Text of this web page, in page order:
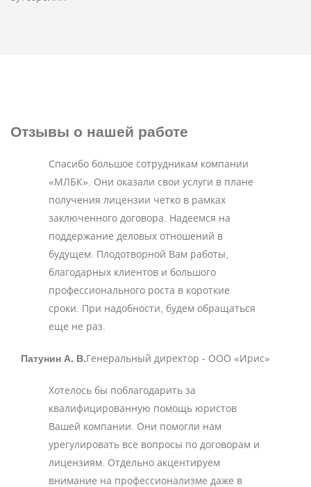
Отзывы о нашей работе
Спасибо большое сотрудникам компании
«МЛБК». Они оказали свои услуги в плане
получения лицензии четко в рамках
заключенного договора. Надеемся на
поддержание деловых отношений в
будущем. Плодотворной Вам работы,
благодарных клиентов и большого
профессионального роста в короткие
сроки. При надобности, будем обращаться
еще не раз.
Патунин А. В.Генеральный директор - ООО «Ирис»
Хотелось бы поблагодарить за
квалифицированную помощь юристов
Вашей компании. Они помогли нам
урегулировать все вопросы по договорам и
лицензиям. Отдельно акцентируем
внимание на профессионализме даже в